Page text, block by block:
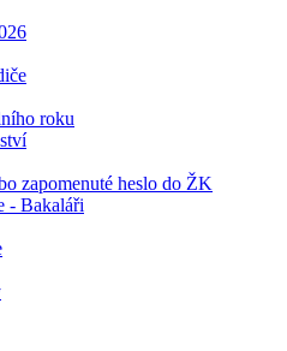
roku
zapomenuté heslo do ŽK
- Bakaláři